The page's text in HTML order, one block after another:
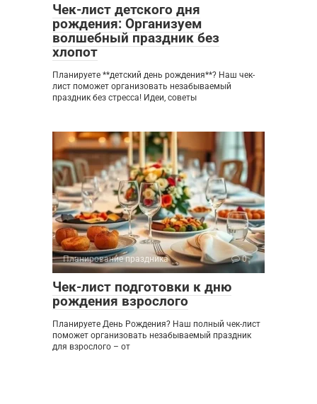
Чек-лист детского дня
рождения: Организуем
волшебный праздник без
хлопот
Планируете **детский день рождения**? Наш чек-
лист поможет организовать незабываемый
праздник без стресса! Идеи, советы
Планирование праздника 0
Чек-лист подготовки к дню
рождения взрослого
Планируете День Рождения? Наш полный чек-лист
поможет организовать незабываемый праздник
для взрослого – от